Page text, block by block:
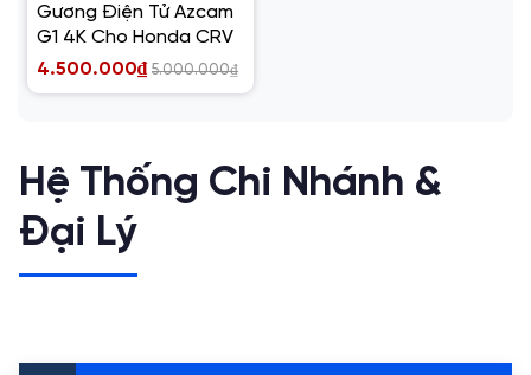
Gương Điện Tử Azcam
G1 4K Cho Honda CRV
4.500.000₫ 5.000.000₫
Hệ Thống Chi Nhánh &
Đại Lý